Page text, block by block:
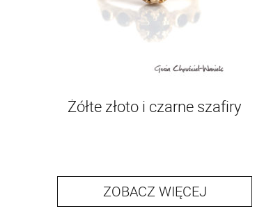
Żółte złoto i czarne szafiry
ZOBACZ WIĘCEJ